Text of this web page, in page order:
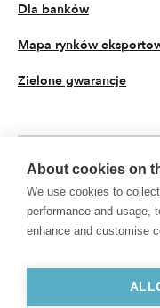
Dla banków
Mapa rynków
Zielone gwarancje
© 2026 KUKE
Polityka prywatności
KUKE S.A. z siedzibą przy ul.
m.st. Warszawy w
PL
About cookies on
We use cookies to
performance and usage,
enhance and customise